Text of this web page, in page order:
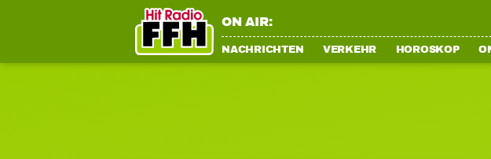
ON AIR:
NACHRICHTEN VERKEHR HOROSKOP